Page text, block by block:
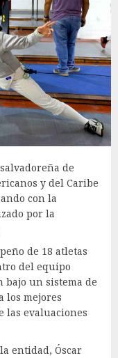
de
y del Caribe
con la
por la
de 18 atletas
del equipo
bajo un sistema de
los mejores
las evaluaciones
entidad, Óscar